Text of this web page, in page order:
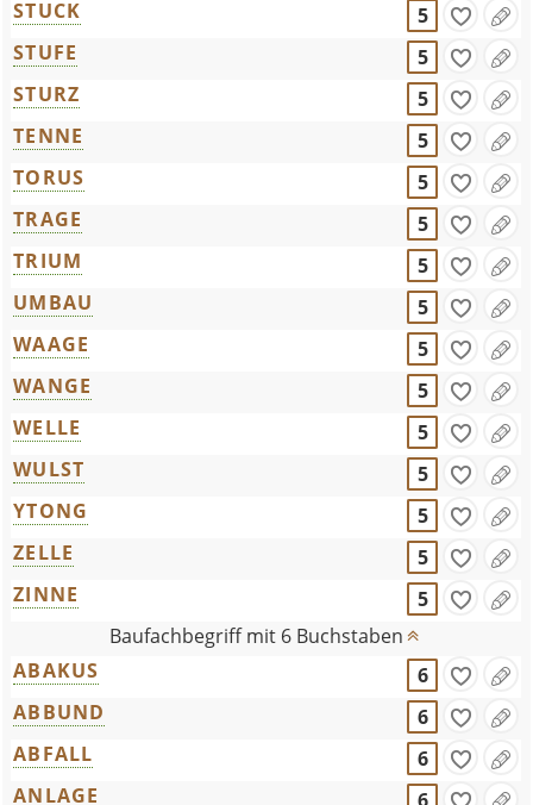
STUCK
5
STUFE
5
STURZ
5
TENNE
5
TORUS
5
TRAGE
5
TRIUM
5
UMBAU
5
WAAGE
5
WANGE
5
WELLE
5
WULST
5
YTONG
5
ZELLE
5
ZINNE
5
Baufachbegriff mit 6 Buchstaben
ABAKUS
6
ABBUND
6
ABFALL
6
ANLAGE